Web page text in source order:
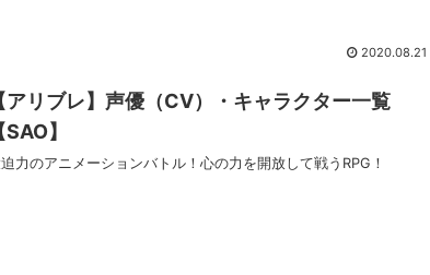
2020.08.21
アリブレ】声優（CV）・キャラクター一覧
SAO】
力のアニメーションバトル！心の力を開放して戦うRPG！